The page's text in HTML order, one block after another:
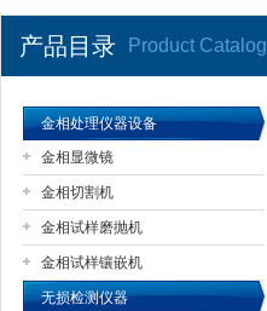
公司名称
产品目录 Product Catalog
金相处理仪器设备
金相显微镜
金相切割机
金相试样磨抛机
金相试样镶嵌机
无损检测仪器